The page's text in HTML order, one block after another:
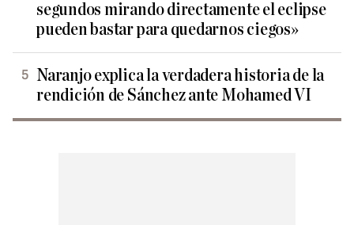
segundos mirando directamente el eclipse
pueden bastar para quedarnos ciegos»
Naranjo explica la verdadera historia de la
rendición de Sánchez ante Mohamed VI